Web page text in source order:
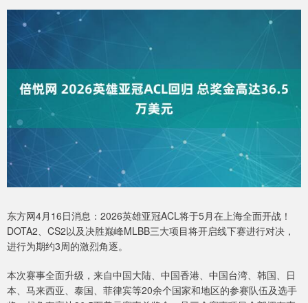
东方网4月16日消息：2026英雄亚冠ACL将于5月在上海全面开战！
DOTA2、CS2以及决胜巅峰MLBB三大项目将开启线下赛进行对决，
进行为期约3周的激烈角逐。
本次赛事全面升级，来自中国大陆、中国香港、中国台湾、韩国、日
本、马来西亚、泰国、菲律宾等20余个国家和地区的参赛队伍及选手